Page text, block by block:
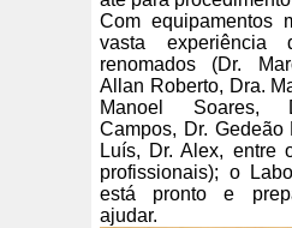
Com equipamentos
vasta experiência
renomados (Dr.
Allan Roberto, Dra.
Manoel Soares,
Campos, Dr. Gedeão
Luís, Dr. Alex, entre
profissionais); o
está pronto e
ajudar.